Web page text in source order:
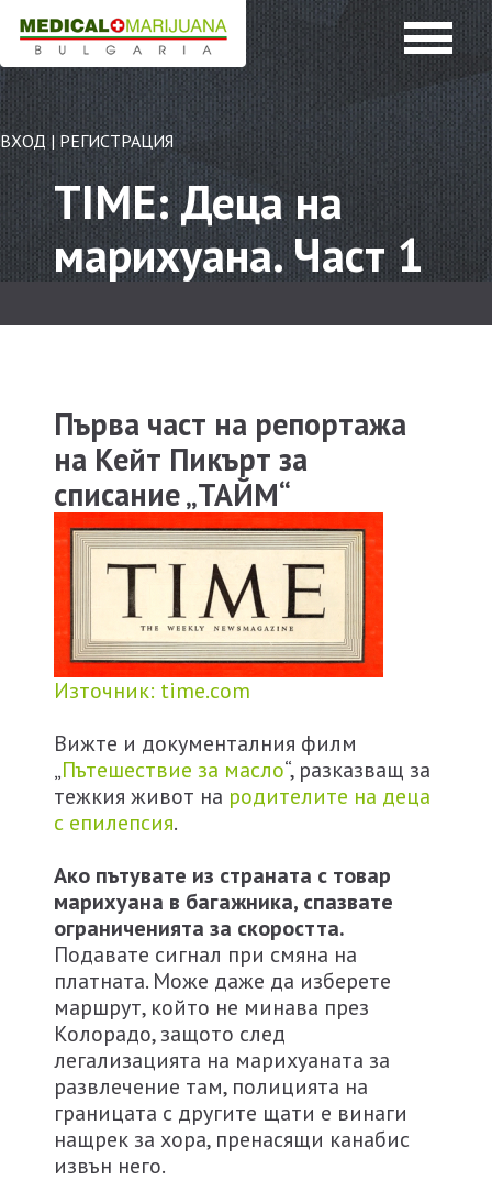
ВХОД | РЕГИСТРАЦИЯ
TIME: Деца на
марихуана. Част 1
Първа част на репортажа
на Кейт Пикърт за
списание „ТАЙМ“
Източник: time.com
Вижте и документалния филм
„Пътешествие за масло“, разказващ за
тежкия живот на родителите на деца
с епилепсия.
Ако пътувате из страната с товар
марихуана в багажника, спазвате
ограниченията за скоростта.
Подавате сигнал при смяна на
платната. Може даже да изберете
маршрут, който не минава през
Колорадо, защото след
легализацията на марихуаната за
развлечение там, полицията на
границата с другите щати е винаги
нащрек за хора, пренасящи канабис
извън него.